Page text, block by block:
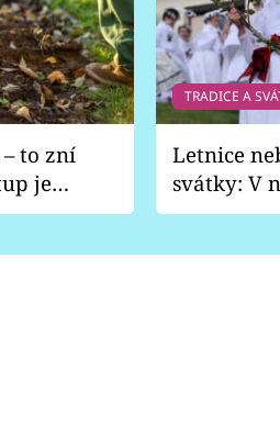
to zní
je
TRADICE A
Letnice
svátky: V
pondělí